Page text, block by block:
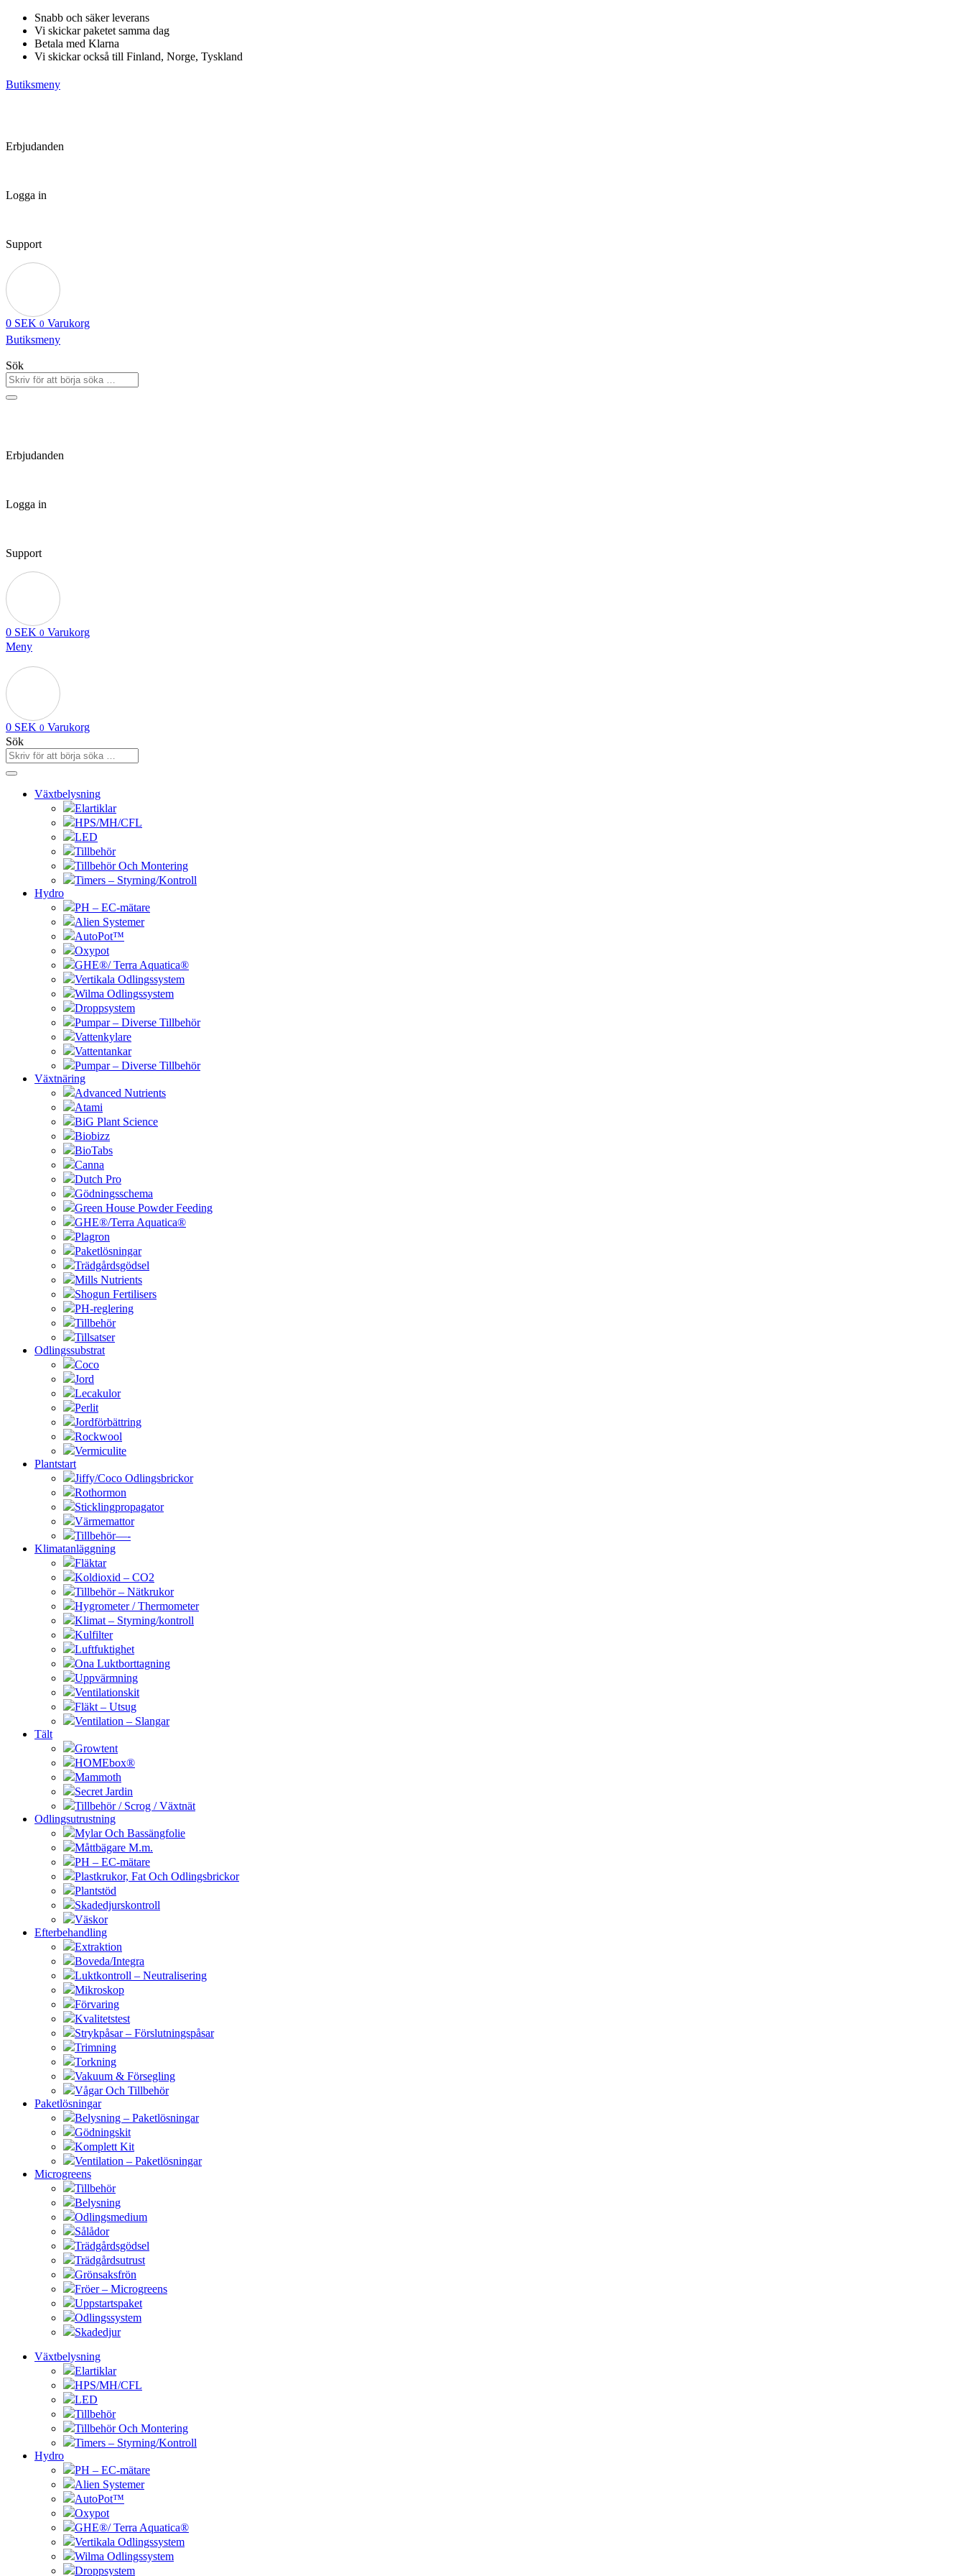
Hoppa
innehåll
Snabb och säker leverans
Vi skickar paketet samma dag
Betala med Klarna
Vi skickar också till Finland, Norge, Tyskland
Butiksmeny
Erbjudanden
Logga in
Support
0 SEK 0 Varukorg
Butiksmeny
Sök
Erbjudanden
Logga in
Support
0 SEK 0 Varukorg
Meny
0 SEK 0 Varukorg
Sök
Växtbelysning
Elartiklar
HPS/MH/CFL
LED
Tillbehör
Tillbehör Och Montering
Timers – Styrning/Kontroll
Hydro
PH – EC-mätare
Alien Systemer
AutoPot™
Oxypot
GHE®/ Terra Aquatica®
Vertikala Odlingssystem
Wilma Odlingssystem
Droppsystem
Pumpar – Diverse Tillbehör
Vattenkylare
Vattentankar
Pumpar – Diverse Tillbehör
Växtnäring
Advanced Nutrients
Atami
BiG Plant Science
Biobizz
BioTabs
Canna
Dutch Pro
Gödningsschema
Green House Powder Feeding
GHE®/Terra Aquatica®
Plagron
Paketlösningar
Trädgårdsgödsel
Mills Nutrients
Shogun Fertilisers
PH-reglering
Tillbehör
Tillsatser
Odlingssubstrat
Coco
Jord
Lecakulor
Perlit
Jordförbättring
Rockwool
Vermiculite
Plantstart
Jiffy/Coco Odlingsbrickor
Rothormon
Sticklingpropagator
Värmemattor
Tillbehör—-
Klimatanläggning
Fläktar
Koldioxid – CO2
Tillbehör – Nätkrukor
Hygrometer / Thermometer
Klimat – Styrning/kontroll
Kulfilter
Luftfuktighet
Ona Luktborttagning
Uppvärmning
Ventilationskit
Fläkt – Utsug
Ventilation – Slangar
Tält
Growtent
HOMEbox®
Mammoth
Secret Jardin
Tillbehör / Scrog / Växtnät
Odlingsutrustning
Mylar Och Bassängfolie
Måttbägare M.m.
PH – EC-mätare
Plastkrukor, Fat Och Odlingsbrickor
Plantstöd
Skadedjurskontroll
Väskor
Efterbehandling
Extraktion
Boveda/Integra
Luktkontroll – Neutralisering
Mikroskop
Förvaring
Kvalitetstest
Strykpåsar – Förslutningspåsar
Trimning
Torkning
Vakuum & Försegling
Vågar Och Tillbehör
Paketlösningar
Belysning – Paketlösningar
Gödningskit
Komplett Kit
Ventilation – Paketlösningar
Microgreens
Tillbehör
Belysning
Odlingsmedium
Sålådor
Trädgårdsgödsel
Trädgårdsutrust
Grönsaksfrön
Fröer – Microgreens
Uppstartspaket
Odlingssystem
Skadedjur
Växtbelysning
Elartiklar
HPS/MH/CFL
LED
Tillbehör
Tillbehör Och Montering
Timers – Styrning/Kontroll
Hydro
PH – EC-mätare
Alien Systemer
AutoPot™
Oxypot
GHE®/ Terra Aquatica®
Vertikala Odlingssystem
Wilma Odlingssystem
Droppsystem